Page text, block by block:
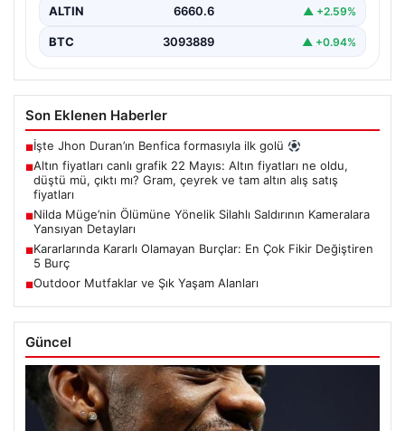
ALTIN 6660.6 ▲ +2.59%
BTC 3093889 ▲ +0.94%
Son Eklenen Haberler
■İşte Jhon Duran’ın Benfica formasıyla ilk golü
■Altın fiyatları canlı grafik 22 Mayıs: Altın fiyatları ne oldu,
düştü mü, çıktı mı? Gram, çeyrek ve tam altın alış satış
fiyatları
■Nilda Müge’nin Ölümüne Yönelik Silahlı Saldırının Kameralara
Yansıyan Detayları
■Kararlarında Kararlı Olamayan Burçlar: En Çok Fikir Değiştiren
5 Burç
■Outdoor Mutfaklar ve Şık Yaşam Alanları
Güncel